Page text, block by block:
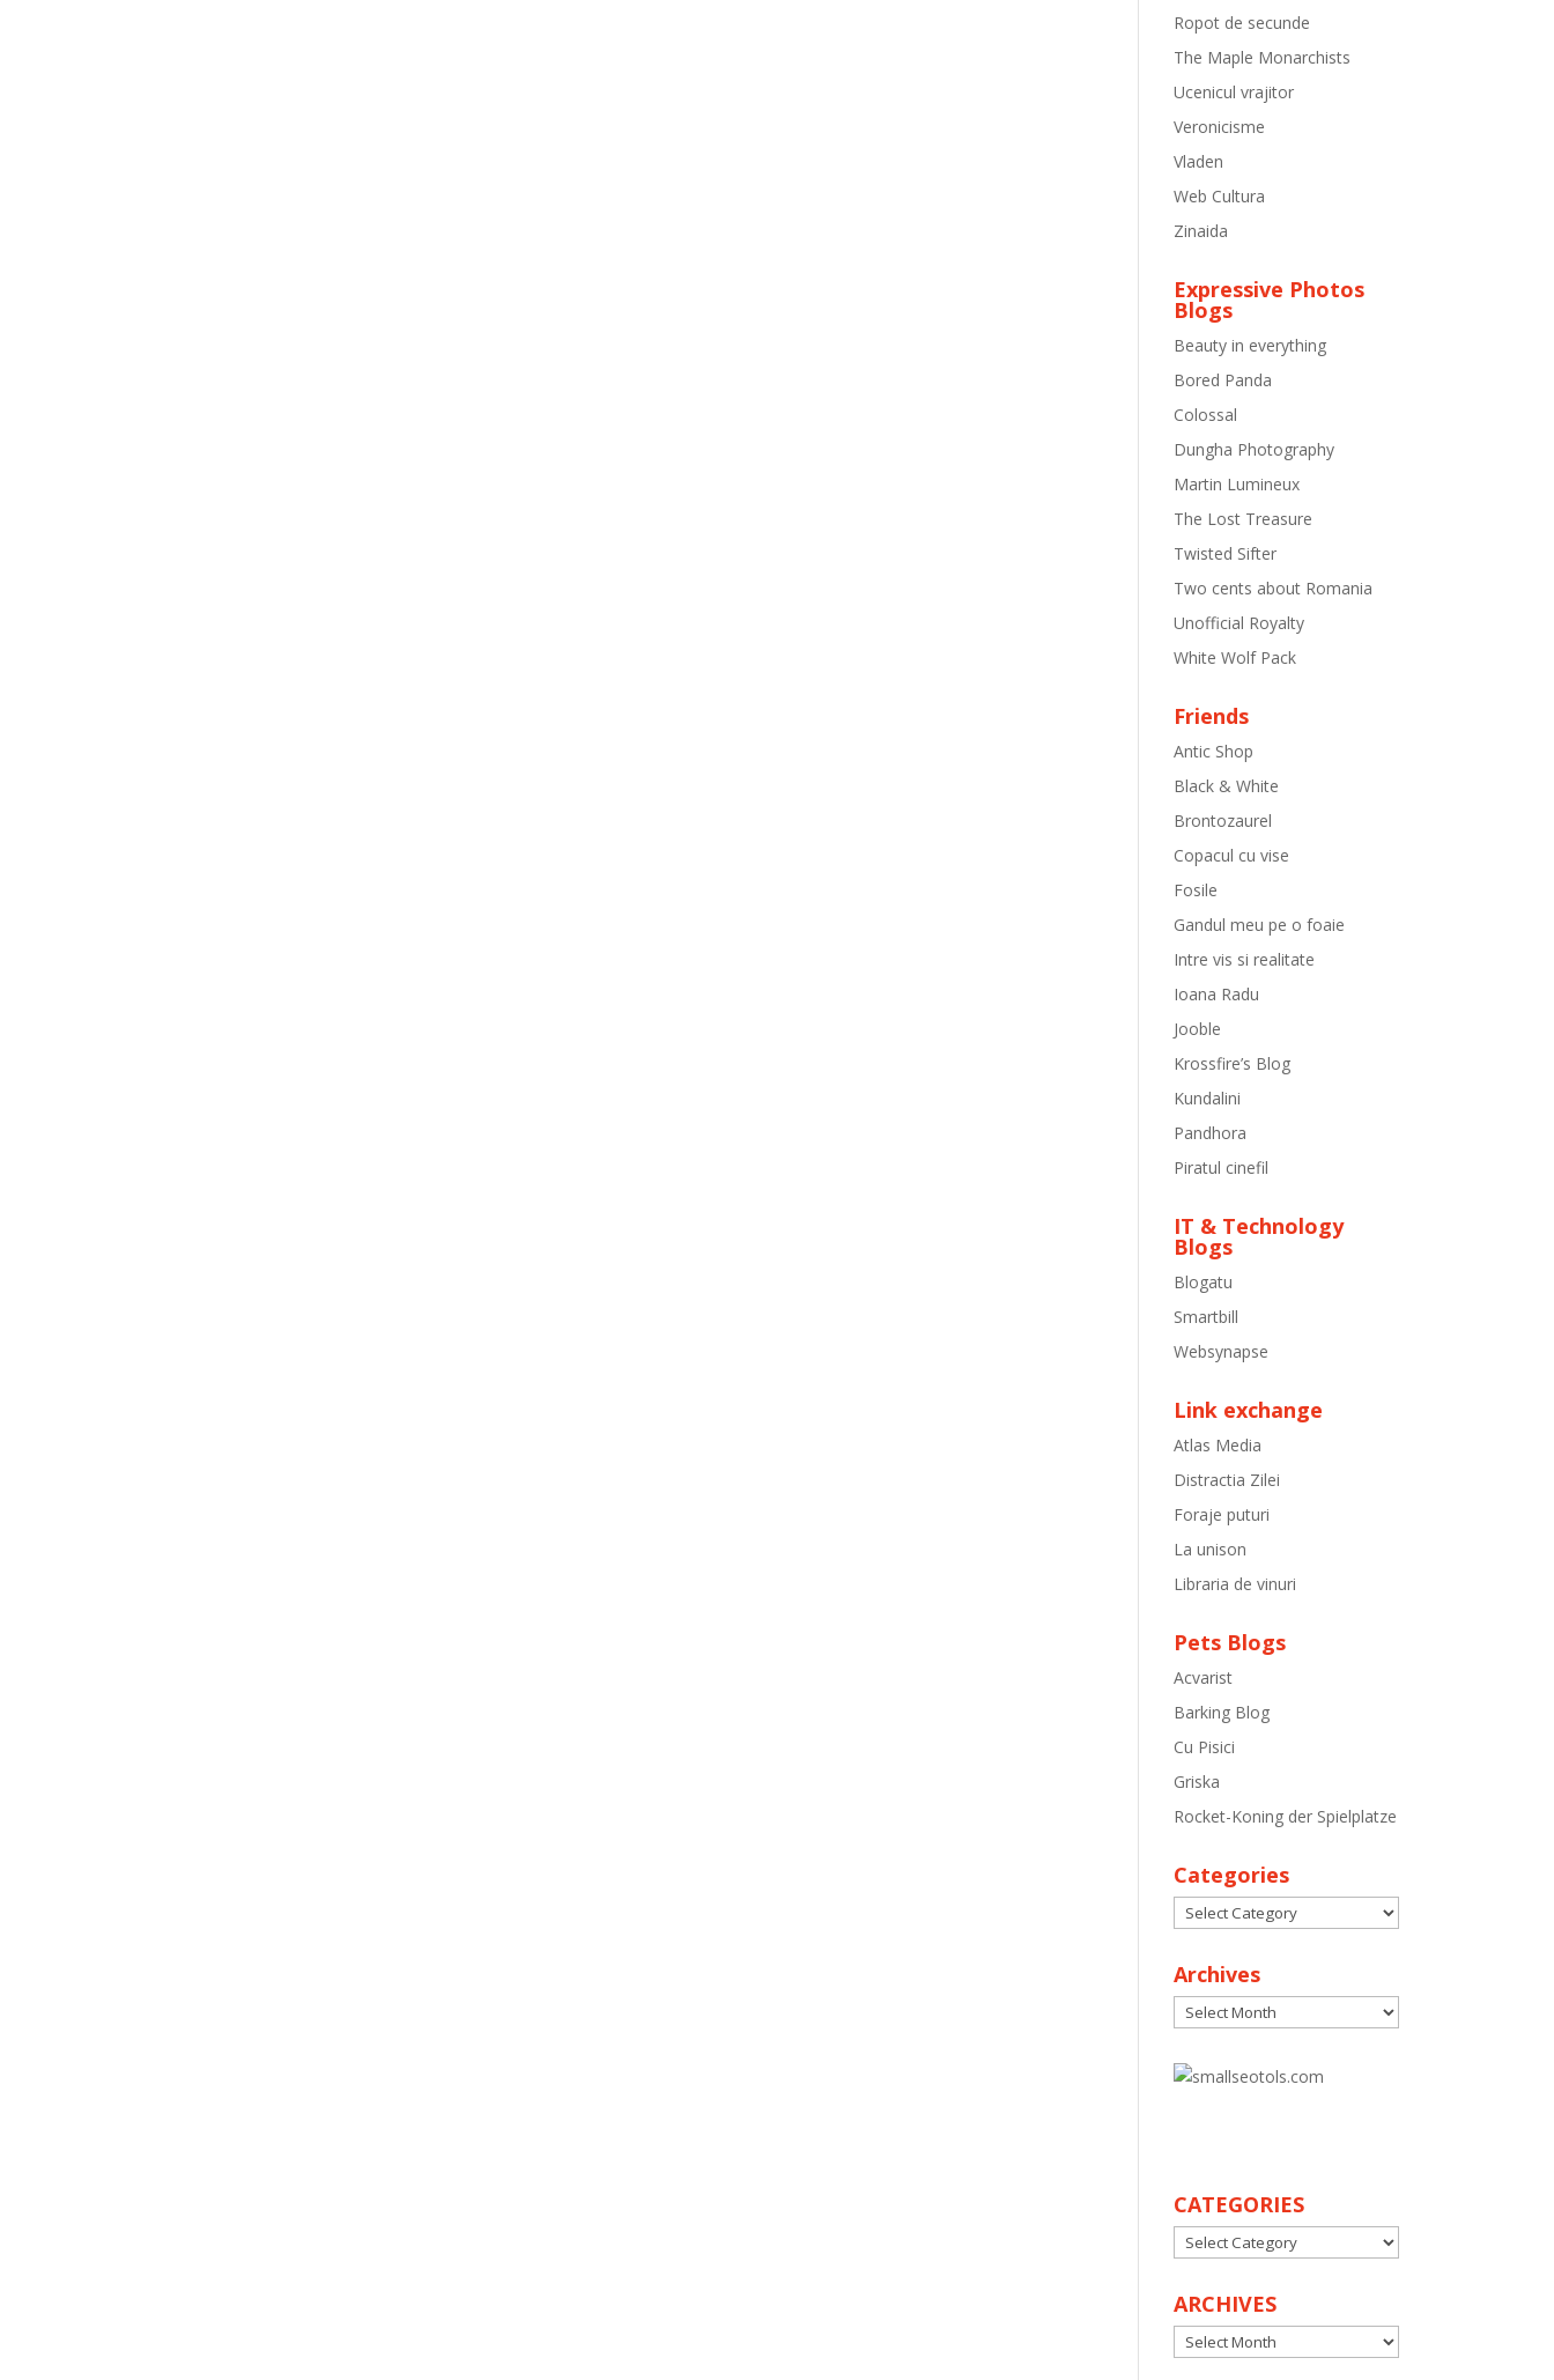
Ropot de secunde
The Maple Monarchists
Ucenicul vrajitor
Veronicisme
Vladen
Web Cultura
Zinaida
Expressive Photos
Blogs
Beauty in everything
Bored Panda
Colossal
Dungha Photography
Martin Lumineux
The Lost Treasure
Twisted Sifter
Two cents about Romania
Unofficial Royalty
White Wolf Pack
Friends
Antic Shop
Black & White
Brontozaurel
Copacul cu vise
Fosile
Gandul meu pe o foaie
Intre vis si realitate
Ioana Radu
Jooble
Krossfire’s Blog
Kundalini
Pandhora
Piratul cinefil
IT & Technology
Blogs
Blogatu
Smartbill
Websynapse
Link exchange
Atlas Media
Distractia Zilei
Foraje puturi
La unison
Libraria de vinuri
Pets Blogs
Acvarist
Barking Blog
Cu Pisici
Griska
Rocket-Koning der Spielplatze
Categories
Categories
Archives
Archives
CATEGORIES
CATEGORIES
ARCHIVES
ARCHIVES